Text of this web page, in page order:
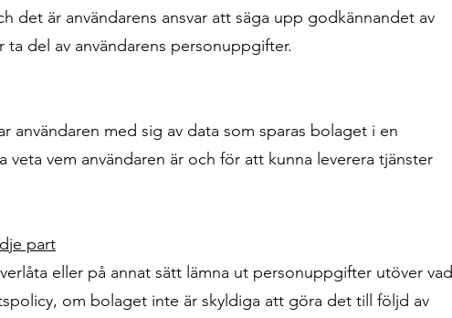
det är användarens ansvar att säga upp godkännandet av
del av användarens personuppgifter.
användaren med sig av data som sparas bolaget i en
vem användaren är och för att kunna leverera tjänster
part
eller på annat sätt lämna ut personuppgifter utöver vad
om bolaget inte är skyldiga att göra det till följd av